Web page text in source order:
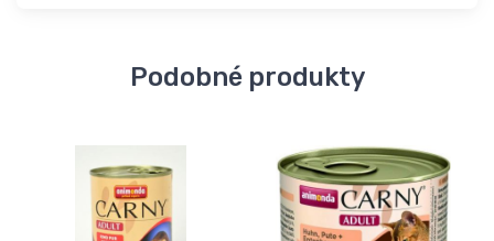
Podobné produkty